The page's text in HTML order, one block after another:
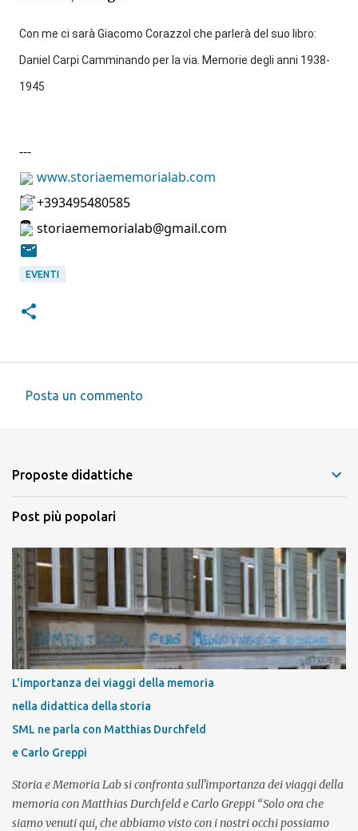
Con me ci sarà Giacomo Corazzol che parlerà del suo libro:
Daniel Carpi Camminando per la via. Memorie degli anni 1938-
1945
---
www.storiaememorialab.com
+393495480585
storiaememorialab@gmail.com
EVENTI
m
n
t
Posta un commento
Proposte didattiche
Post più popolari
L'importanza dei viaggi della memoria
nella didattica della storia
SML ne parla con Matthias Durchfeld
e Carlo Greppi
Storia e Memoria Lab si confronta sull'importanza dei viaggi della
memoria con Matthias Durchfeld e Carlo Greppi “Solo ora che
siamo venuti qui, che abbiamo visto con i nostri occhi possiamo